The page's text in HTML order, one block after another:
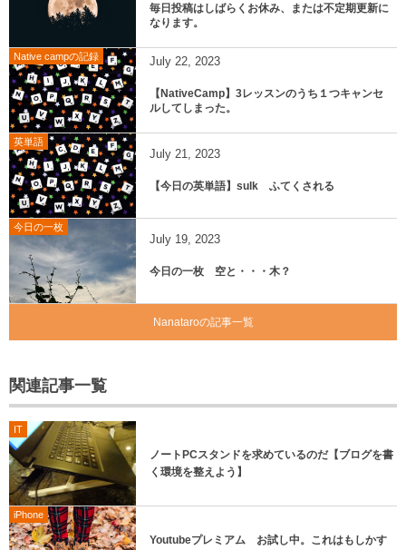
毎日投稿はしばらくお休み、または不定期更新に
なります。
Native campの記録 July 22 2023
【NativeCamp】3レッスンのうち１つキャンセ
ルしてしまった。
英単語
July 21 2023
【今日の英単語】sulk ふてくされる
今日の一枚
July 19 2023
今日の一枚 空と・・・木？
Nanataroの記事一覧
関連記事一覧
IT
ノートPCスタンドを求めているのだ【ブログを書
く環境を整えよう】
iPhone
Youtubeプレミアム お試し中。これはもしかす